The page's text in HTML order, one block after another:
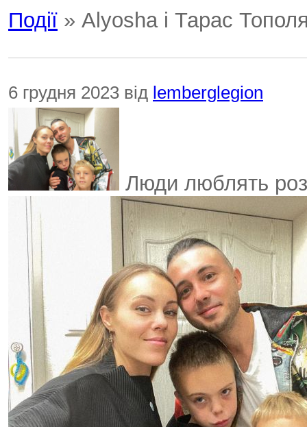
Події » Alyosha і Тарас
6 грудня 2023 від lemberglegion
Люди люблять